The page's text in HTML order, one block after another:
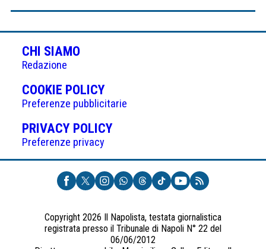
CHI SIAMO
Redazione
COOKIE POLICY(APRE
IN
UNA
NUOVA
Preferenze pubblicitarie
PRIVACY POLICY(APRE
UNA
NUOVA
SCHEDA)
Preferenze privacy
Copyright 2026 Il Napolista, testata giornalistica
registrata presso il Tribunale di Napoli N° 22 del
06/06/2012